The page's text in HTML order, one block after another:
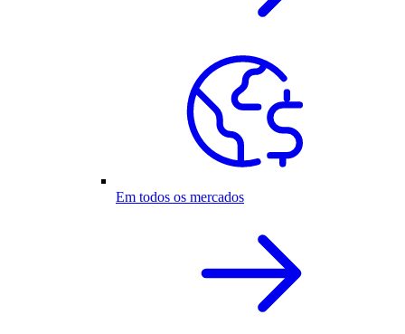
Em todos os mercados